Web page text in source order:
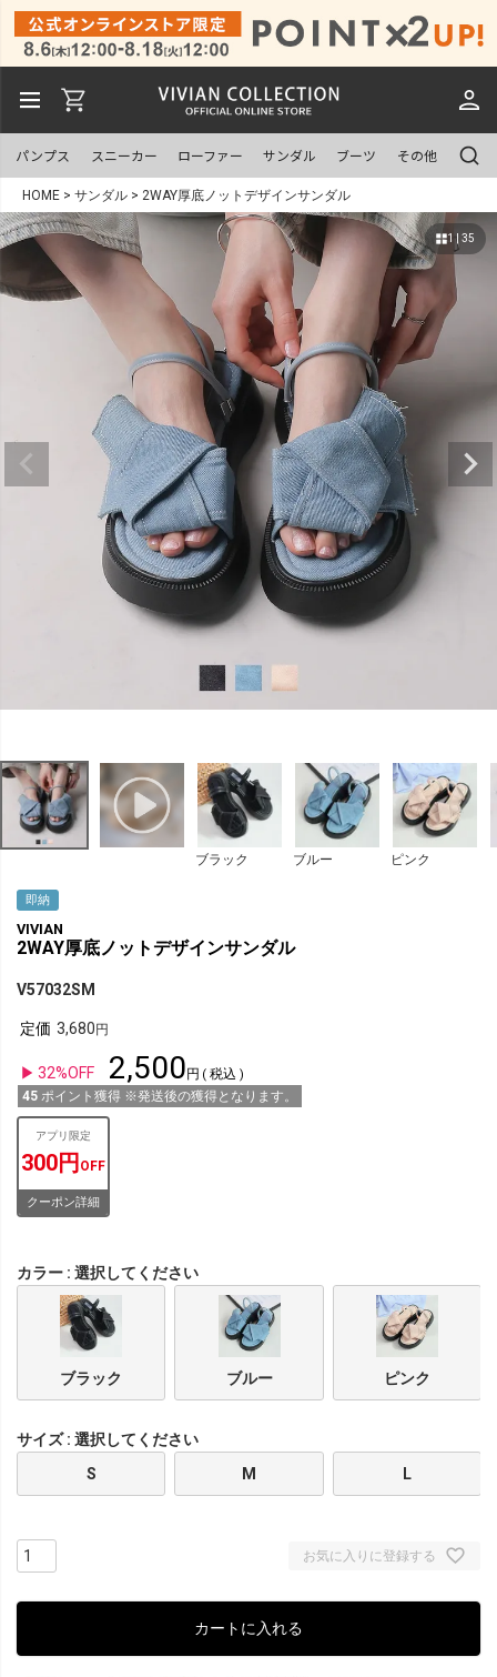
パンプス スニーカー ローファー サンダル ブーツ その他
HOME サンダル 2WAY厚底ノットデザインサンダル
1 | 35
ブラック ブルー ピンク
即納
VIVIAN
2WAY厚底ノットデザインサンダル
V57032SM
定価 3,680
32%OFF 2,500
税込
45 ポイント獲得 ※発送後の獲得となります。
アプリ限定
300円 OFF
クーポン詳細
カラー 選択してください
ブラック ブルー ピンク
サイズ
選択してください
S
M L
お気に入りに登録する
カートに入れる